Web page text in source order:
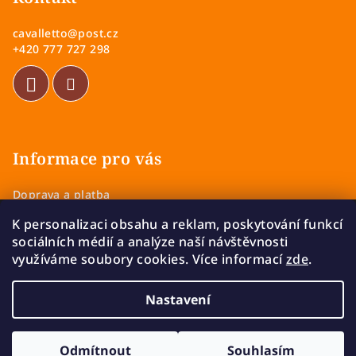
K personalizaci obsahu a reklam, poskytování funkcí
sociálních médií a analýze naší návštěvnosti
využíváme soubory cookies. Více informacízde.
Nastavení
Odmítnout Souhlasím
cavalletto@post.cz
+420 777 727 298
Informace pro vás
Doprava a platba
Zásady ochrany osobních údajů
Vrácení a výměna zboží
Upravit nastavení cookies